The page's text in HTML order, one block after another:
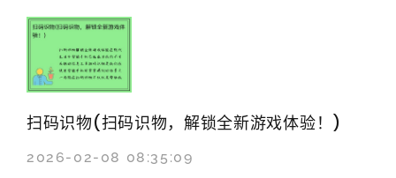
扫码识物(扫码识物，解锁全新游戏体验！)
2026-02-08 08:35:09